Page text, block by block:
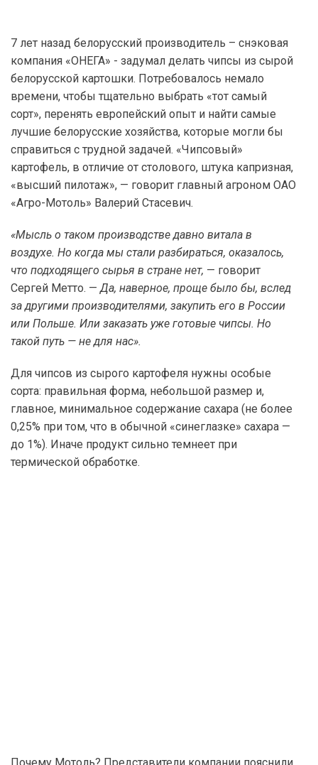
7 лет назад белорусский производитель – снэковая
компания «ОНЕГА» - задумал делать чипсы из сырой
белорусской картошки. Потребовалось немало
времени, чтобы тщательно выбрать «тот самый
сорт», перенять европейский опыт и найти самые
лучшие белорусские хозяйства, которые могли бы
справиться с трудной задачей. «Чипсовый»
картофель, в отличие от столового, штука капризная,
«высший пилотаж», — говорит главный агроном ОАО
«Агро-Мотоль» Валерий Стасевич.
«Мысль о таком производстве давно витала в
воздухе. Но когда мы стали разбираться, оказалось,
что подходящего сырья в стране нет, — говорит
Сергей Метто. —Да, наверное, проще было бы, вслед
за другими производителями, закупить его в России
или Польше. Или заказать уже готовые чипсы. Но
такой путь — не для нас».
Для чипсов из сырого картофеля нужны особые
сорта: правильная форма, небольшой размер и,
главное, минимальное содержание сахара (не более
0,25% при том, что в обычной «синеглазке» сахара —
до 1%). Иначе продукт сильно темнеет при
термической обработке.